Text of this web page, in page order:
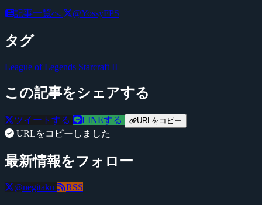
記事一覧へ @YossyFPS
タグ
League of Legends Starcraft II
この記事をシェアする
ツイートする LINEする URLをコピー
URLをコピーしました
最新情報をフォロー
@negitaku RSS